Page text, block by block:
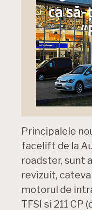
Principalele
facelift de la
roadster, sunt
revizuit,
motorul de
TFSI si 211 CP